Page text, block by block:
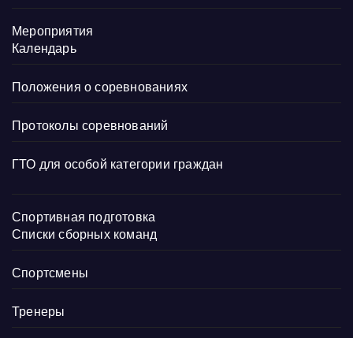
Мероприятия
Календарь
Положения о соревнованиях
Протоколы соревнований
ГТО для особой категории граждан
Спортивная подготовка
Списки сборных команд
Спортсмены
Тренеры